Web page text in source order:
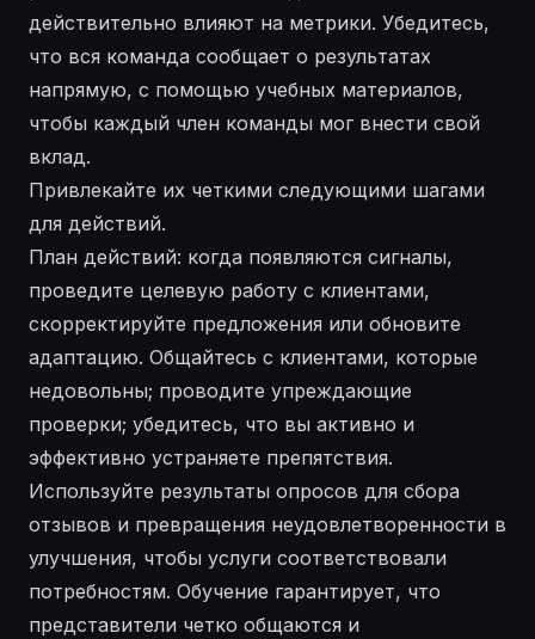
действительно влияют на метрики. Убедитесь,
что вся команда сообщает о результатах
напрямую, с помощью учебных материалов,
чтобы каждый член команды мог внести свой
вклад.
Привлекайте их четкими следующими шагами
для действий.
План действий: когда появляются сигналы,
проведите целевую работу с клиентами,
скорректируйте предложения или обновите
адаптацию. Общайтесь с клиентами, которые
недовольны; проводите упреждающие
проверки; убедитесь, что вы активно и
эффективно устраняете препятствия.
Используйте результаты опросов для сбора
отзывов и превращения неудовлетворенности в
улучшения, чтобы услуги соответствовали
потребностям. Обучение гарантирует, что
представители четко общаются и